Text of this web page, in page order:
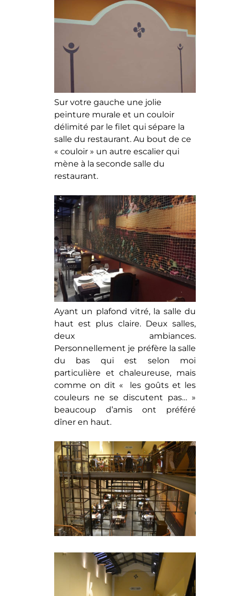
Sur votre gauche une jolie
peinture murale et un couloir
délimité par le filet qui sépare la
salle du restaurant. Au bout de ce
« couloir » un autre escalier qui
mène à la seconde salle du
restaurant.
Ayant un plafond vitré, la salle du
haut est plus claire. Deux salles,
deux ambiances.
Personnellement je préfère la salle
du bas qui est selon moi
particulière et chaleureuse, mais
comme on dit « les goûts et les
couleurs ne se discutent pas… »
beaucoup d’amis ont préféré
dîner en haut.